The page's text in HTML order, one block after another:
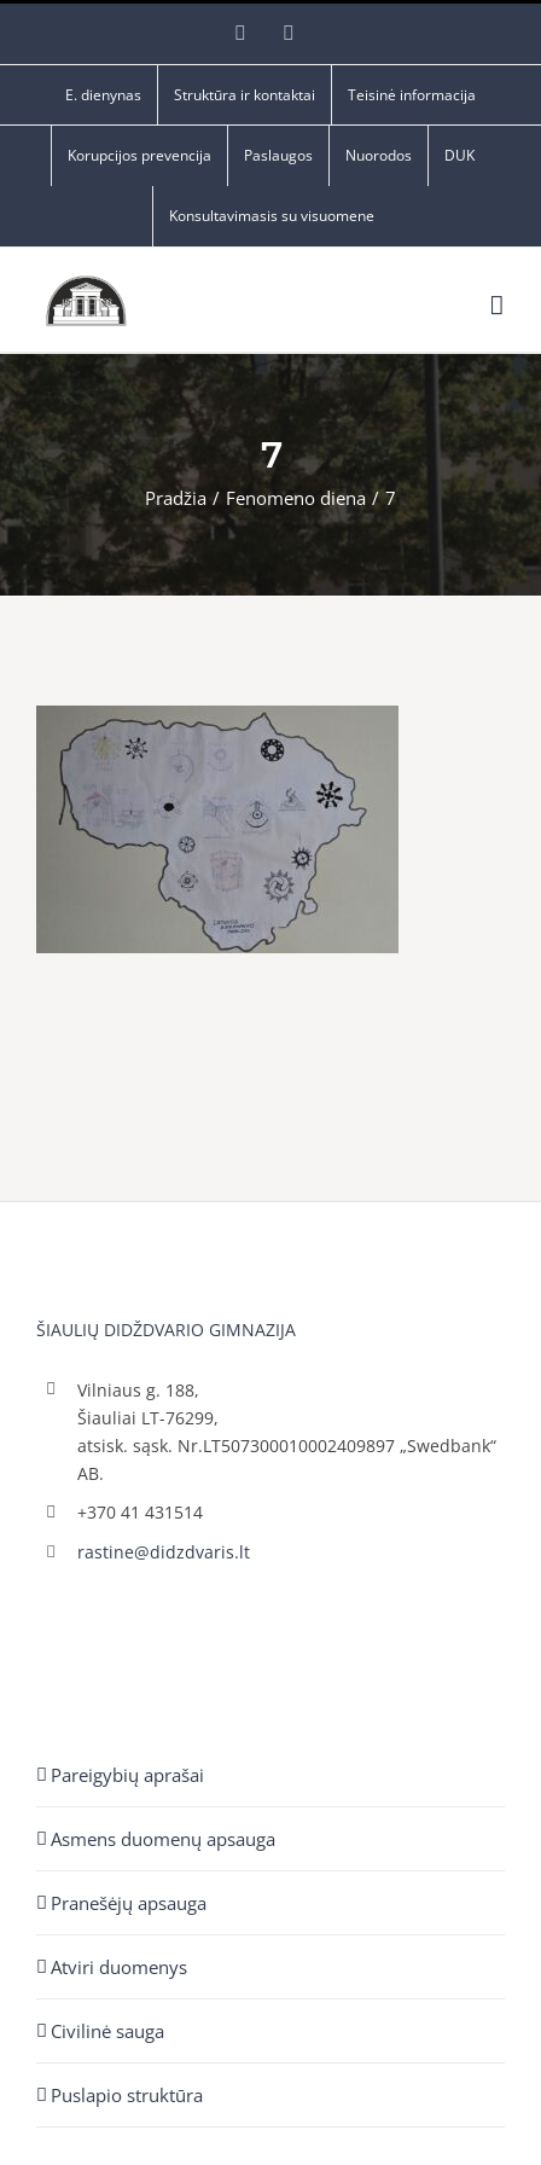
Facebook
E. dienynas Struktūra ir kontaktai Teisinė informacija
Korupcijos prevencija Paslaugos Nuorodos DUK
Konsultavimasis su visuomene
7
Pradžia / Fenomeno diena / 7
ŠIAULIŲ DIDŽDVARIO GIMNAZIJA
Vilniaus g. 188,
Šiauliai LT-76299,
atsisk. sąsk. Nr.LT507300010002409897 „Swedbank“
AB.
+370 41 431514
rastine@didzdvaris.lt
Pareigybių aprašai
Asmens duomenų apsauga
Pranešėjų apsauga
Atviri duomenys
Civilinė sauga
Puslapio struktūra